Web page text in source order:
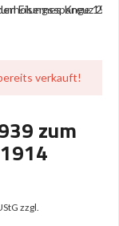
verkauft!
zum
zzgl.